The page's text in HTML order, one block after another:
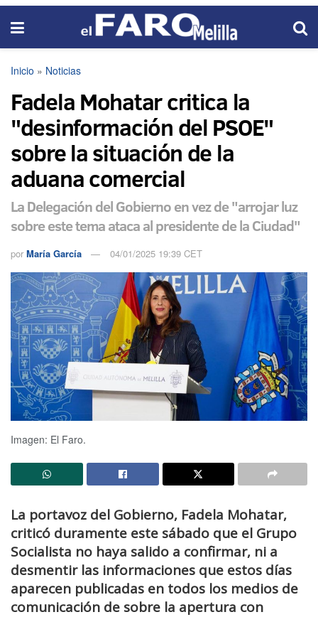
Inicio » Noticias
Fadela Mohatar critica la
"desinformación del PSOE"
sobre la situación de la
aduana comercial
La Delegación del Gobierno en vez de "arrojar luz
sobre este tema ataca al presidente de la Ciudad"
por María García 04/01/2025 19:39 CET
Imagen: El Faro.
La portavoz del Gobierno, Fadela Mohatar,
criticó duramente este sábado que el Grupo
Socialista no haya salido a confirmar, ni a
desmentir las informaciones que estos días
aparecen publicadas en todos los medios de
comunicación de sobre la apertura con